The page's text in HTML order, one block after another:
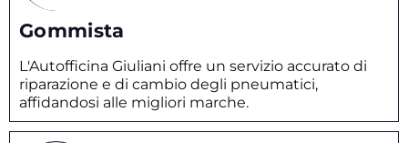
Gommista
L'Autofficina Giuliani offre un servizio accurato di
riparazione e di cambio degli pneumatici,
affidandosi alle migliori marche.